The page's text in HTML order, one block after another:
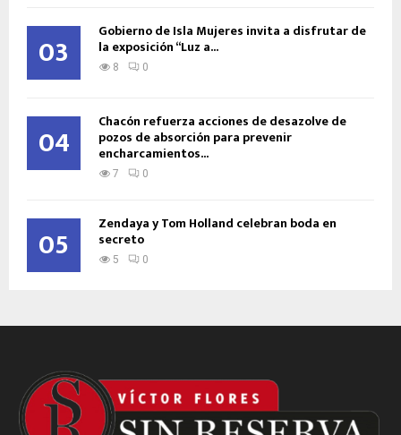
03 Gobierno de Isla Mujeres invita a disfrutar de
la exposición “Luz a...
8 0
04 Chacón refuerza acciones de desazolve de
pozos de absorción para prevenir
encharcamientos...
7 0
05 Zendaya y Tom Holland celebran boda en
secreto
5 0